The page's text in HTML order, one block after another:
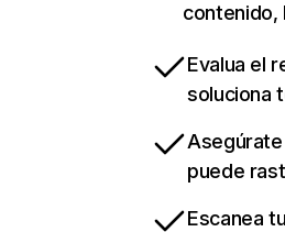
contenido,
Evalua el
soluciona
puede
Escanea